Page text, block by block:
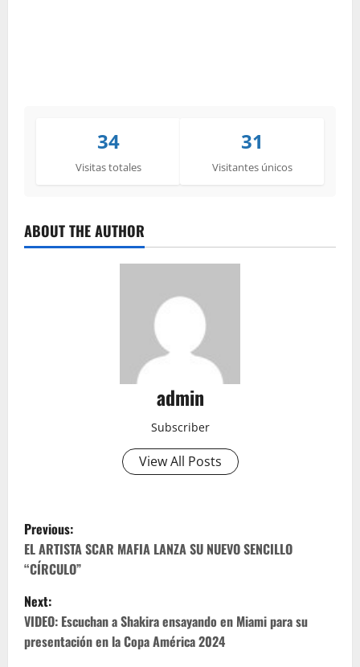
34
Visitas totales
31
Visitantes únicos
ABOUT THE AUTHOR
admin
Subscriber
View All Posts
P
o
s
t
n
Previous:
EL ARTISTA SCAR MAFIA LANZA SU NUEVO SENCILLO
“CÍRCULO”
Next:
VIDEO: Escuchan a Shakira ensayando en Miami para su
presentación en la Copa América 2024